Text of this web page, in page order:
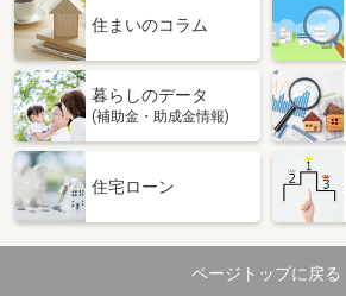
住まいのコラム
暮らしのデータ
(補助金・助成金情報)
住宅ローン
ページトップに戻る